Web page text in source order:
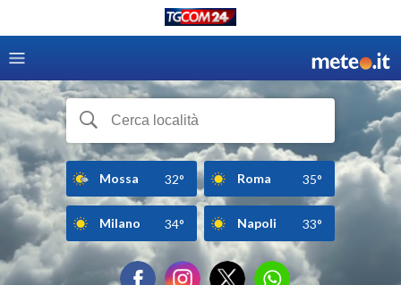
Mossa 32° Roma 35°
Milano 34° Napoli 33°